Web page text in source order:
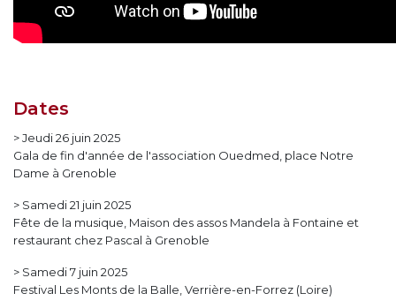
Dates
> Jeudi 26 juin 2025
Gala de fin d'année de l'association Ouedmed, place Notre
Dame à Grenoble
> Samedi 21 juin 2025
Fête de la musique, Maison des assos Mandela à Fontaine et
restaurant chez Pascal à Grenoble
> Samedi 7 juin 2025
Festival Les Monts de la Balle, Verrière-en-Forrez (Loire)